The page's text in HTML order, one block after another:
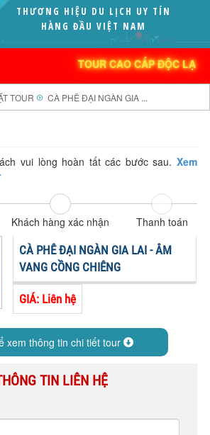
THƯƠNG HIỆU DU LỊCH UY TÍN
HÀNG ĐẦU VIỆT NAM
TOUR CAO CẤP ĐỘC LẠ
LẠ
NỘI
THƠ
TOUR CÀ PHÊ ĐẠI NGÀN GIA ...
vui lòng hoàn tất các bước sau.Xem
Khách hàng xác nhận
Thanh toán
CÀ PHÊ ĐẠI NGÀN GIA LAI - ÂM
VANG CỒNG CHIÊNG
GIÁ: Liên hệ
xem thông tin chi tiết tour
TIN LIÊN HỆ